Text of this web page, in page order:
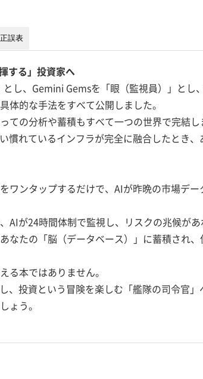
正誤表
する」投資家へ
し、Gemini Gemsを「眼（監視員）」と
体的な手法をすべて公開しました。
ての分析や蓄積もすべて一つの世界で完結し
慣れているインフラが完全に融合したとき
ワンタップするだけで、AIが昨晩の市場デ
AIが24時間体制で監視し、リスクの兆候があ
なたの「脳（データベース）」に蓄積され
る本ではありません。
、投資という冒険を楽しむ「艦隊の司令官」
ょう。